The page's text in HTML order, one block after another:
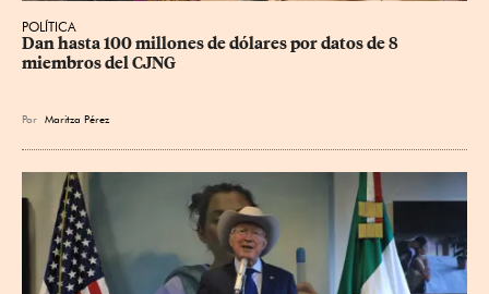
POLÍTICA
Dan hasta 100 millones de dólares por datos de 8
miembros del CJNG
Por Maritza Pérez